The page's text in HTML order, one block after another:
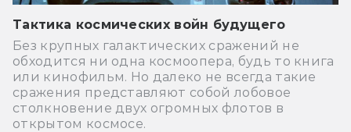
Тактика космических войн будущего
Без крупных галактических сражений не
обходится ни одна космоопера, будь то книга
или кинофильм. Но далеко не всегда такие
сражения представляют собой лобовое
столкновение двух огромных флотов в
открытом космосе.